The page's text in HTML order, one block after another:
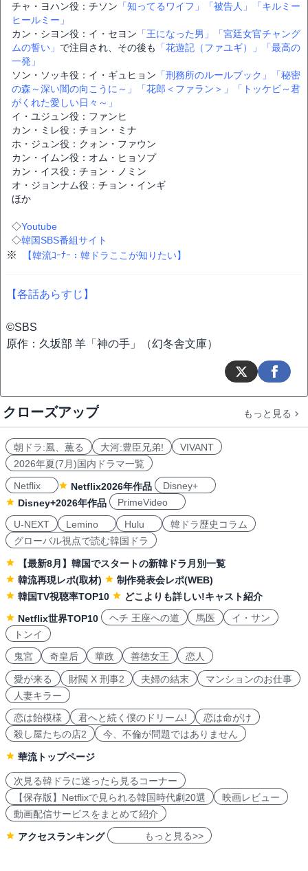
チャ・ヨハン役：チソン 「知ってるワイフ」 「被告人」
「キルミー
ヒールミー」
カン・シヨン役：イ・セヨン 「王になった男」
「宮廷女官チャング
ムの誓い」 で注目され、その後も 「花遊記（ファユギ）」
「最高の
一発」
ソン・ソッキ役：イ・ギュヒョン 「刑務所のルールブック」
「秘密
の森～深い闇の向こうに～」
「花郎＜ファラン＞」
「トッケビ～君
がくれた愛しい日々～」
イ・ユジュン役：ファンヒ
カン・ミレ役：チョン・ミナ
ホ・ジュン役：クォン・ファウン
カン・イムン役：オム・ヒョソプ
カン・イス役：チョン・ノミン
オ・ジョンナム役：チョン・インギ
ほか
◇Youtube
◇韓国SBS番組サイト
※ 【韓流ｺｰﾅｰ：韓ドラここが知りたい】
【各話あらすじ】
©︎SBS
原作：久坂部 羊「神の手」（幻冬舎文庫）
クローズアップ もっと見る
朝ドラ:風、薫る 大河:豊臣兄弟!
VIVANT
2026年夏(7月)国内ドラマ一覧
Netflix
Netflix2026年作品
Disney+
Disney+2026年作品
PrimeVideo
U-NEXT
Lemino Hulu
韓ドラ歴史コラム
グローバル視点で読む韓国ドラ
【最新8月】韓国でスタートの新韓ドラ月別一覧
韓流再現レポ(取材)
制作発表会レポ(WEB)
韓国TV視聴率TOP10
どこよりも詳しい!キャスト紹介
Netflix世界TOP10
ヘチ 王座への道 馬医
イ・サン
トンイ
鬼宮
奇皇后 華政 善徳女王 恋人
愛が来る 財閥 X 刑事2 夫婦の結末
マンションのお仕事
人妻キラー
恋は飴模様
君へと続く僕のドリーム!
恋は命がけ
殺し屋たちの店2
今、不倫が問題ではありません
華流トップページ
次見る韓ドラに迷ったら見るコーナー
【保存版】Netflixで見られる韓国時代劇20選
映画レビュー
動画配信サービスをまとめて紹介
アクセスランキング もっと見る>>